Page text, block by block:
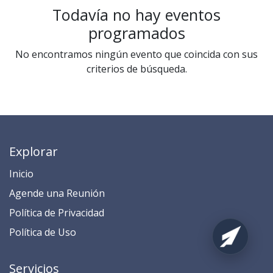
Todavía no hay eventos
programados
No encontramos ningún evento que coincida con sus
criterios de búsqueda.
Explorar
Inicio
​​​​​​​​​​​​​​​​​​​​​​​​​​​​A​gend​e ​u​na​ Reunión​
​​​​​​P​o​l​ítica de Privacidad
​​​​​​​​​​​P​o​l​í​t​ic​a​ d​e ​U​so​
Servicios